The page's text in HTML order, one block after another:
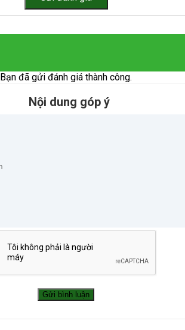
Bạn đã gửi đánh giá thành công.
Nội dung góp ý